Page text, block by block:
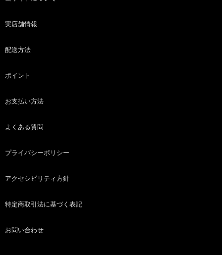
実店舗情報
配送方法
ポイント
お支払い方法
よくある質問
プライバシーポリシー
アクセシビリティ方針
特定商取引法に基づく表記
お問い合わせ